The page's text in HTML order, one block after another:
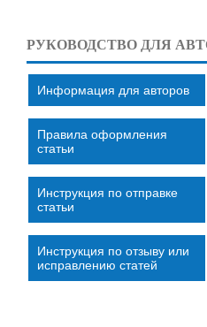
РУКОВОДСТВО ДЛЯ
Информация для авторов
Правила оформления
статьи
Инструкция по отправке
статьи
Инструкция по отзыву или
исправлению статей